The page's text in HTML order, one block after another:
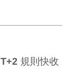
規則快收